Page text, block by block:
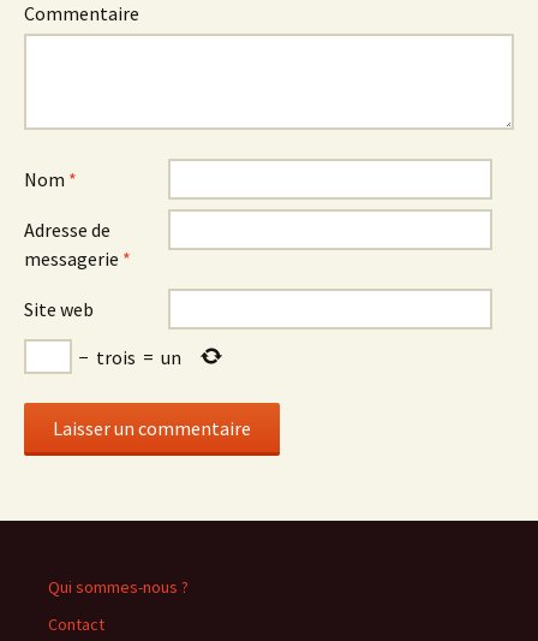
Commentaire
Nom *
Adresse de
messagerie *
Site web
− trois = un
Qui sommes-nous ?
Contact